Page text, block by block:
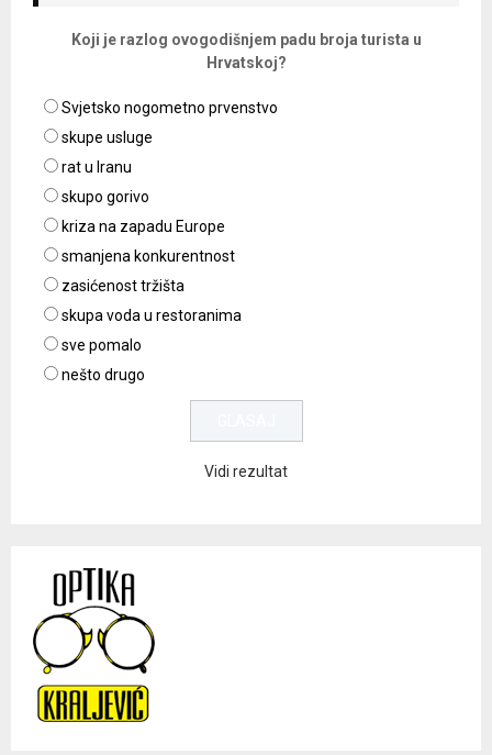
Koji je razlog ovogodišnjem padu broja turista u
Hrvatskoj?
Svjetsko nogometno prvenstvo
skupe usluge
rat u Iranu
skupo gorivo
kriza na zapadu Europe
smanjena konkurentnost
zasićenost tržišta
skupa voda u restoranima
sve pomalo
nešto drugo
Vidi rezultat